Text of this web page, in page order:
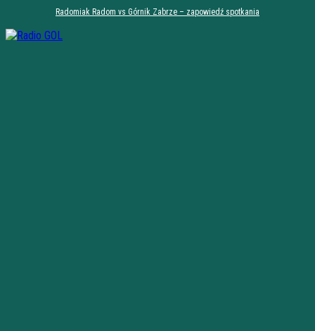
Radomiak Radom vs Górnik Zabrze – zapowiedź spotkania